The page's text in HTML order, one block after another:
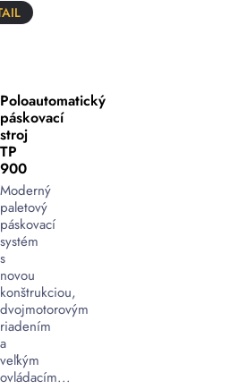
Poloautomatický
páskovací
stroj
TP
900
Moderný
paletový
páskovací
systém
s
novou
konštrukciou,
dvojmotorovým
riadením
a
veľkým
ovládacím...